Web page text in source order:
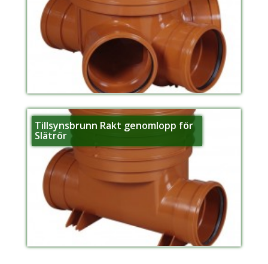
Tillsynsbrunn Rakt genomlopp för
Slätrör